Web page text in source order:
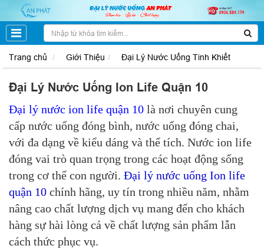
Trang chủ Giới Thiệu Đại Lý Nước Uống Tinh Khiết
Đại Lý Nước Uống Ion Life Quận 10
Đại lý nước ion life quận 10 là nơi chuyên cung
cấp nước uống đóng bình, nước uống đóng chai,
với đa dạng về kiểu dáng và thể tích. Nước ion life
đóng vai trò quan trọng trong các hoạt động sống
trong cơ thể con người. Đại lý nước uống Ion life
quận 10 chính hãng, uy tín trong nhiều năm, nhằm
nâng cao chất lượng dịch vụ mang đến cho khách
hàng sự hài lòng cả về chất lượng sản phẩm lẫn
cách thức phục vụ.